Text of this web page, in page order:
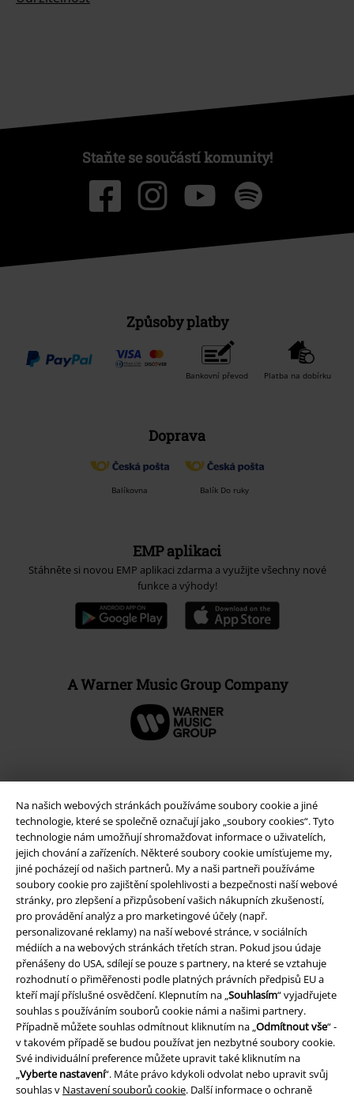
Na našich webových stránkách používáme soubory cookie a jiné
technologie, které se společně označují jako „soubory cookies“. Tyto
technologie nám umožňují shromažďovat informace o uživatelích,
jejich chování a zařízeních. Některé soubory cookie umísťujeme my,
jiné pocházejí od našich partnerů. My a naši partneři používáme
soubory cookie pro zajištění spolehlivosti a bezpečnosti naší webové
stránky, pro zlepšení a přizpůsobení vašich nákupních zkušeností,
pro provádění analýz a pro marketingové účely (např.
personalizované reklamy) na naší webové stránce, v sociálních
médiích a na webových stránkách třetích stran. Pokud jsou údaje
přenášeny do USA, sdílejí se pouze s partnery, na které se vztahuje
rozhodnutí o přiměřenosti podle platných právních předpisů EU a
kteří mají příslušné osvědčení. Klepnutím na „Souhlasím“ vyjadřujete
souhlas s používáním souborů cookie námi a našimi partnery.
Případně můžete souhlas odmítnout kliknutím na „Odmítnout vše“ -
v takovém případě se budou používat jen nezbytné soubory cookie.
Své individuální preference můžete upravit také kliknutím na
„Vyberte nastavení“. Máte právo kdykoli odvolat nebo upravit svůj
souhlas v Nastavení souborů cookie. Další informace o ochraně
Staňte se součástí komunity!
Způsoby platby
Bankovní převod Platba na dobírku
Doprava
Balíkovna Balík Do ruky
EMP aplikaci
Stáhněte si novou EMP aplikaci zdarma a využijte všechny nové
funkce a výhody!
A Warner Music Group Company
Právní informace
Podmínky
Prohlášení
Ochrana osobních údajů
Likvidace odpadu a ochrana životního prostředí
Prohlášení o shodě